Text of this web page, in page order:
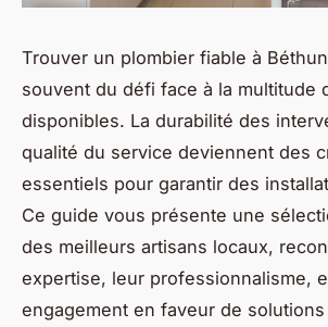
Trouver un plombier fiable à
souvent du défi face à la multitude
disponibles. La durabilité des
qualité du service deviennent des
essentiels pour garantir des
Ce guide vous présente une
des meilleurs artisans locaux,
expertise, leur professionnalisme,
engagement en faveur de